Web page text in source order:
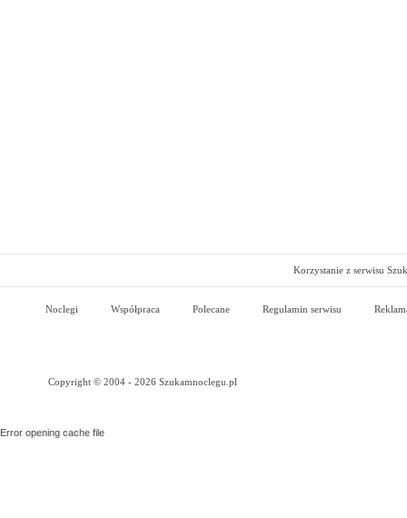
Korzystanie z serwisu
Noclegi Współpraca Polecane Regulamin serwisu
Copyright © 2004 - 2026 Szukamnoclegu.pl
Error opening cache file